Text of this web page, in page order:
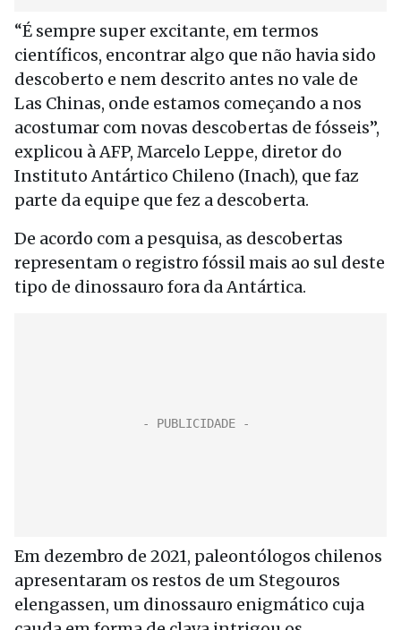
“É sempre super excitante, em termos
científicos, encontrar algo que não havia sido
descoberto e nem descrito antes no vale de
Las Chinas, onde estamos começando a nos
acostumar com novas descobertas de fósseis”,
explicou à AFP, Marcelo Leppe, diretor do
Instituto Antártico Chileno (Inach), que faz
parte da equipe que fez a descoberta.
De acordo com a pesquisa, as descobertas
representam o registro fóssil mais ao sul deste
tipo de dinossauro fora da Antártica.
Em dezembro de 2021, paleontólogos chilenos
apresentaram os restos de um Stegouros
elengassen, um dinossauro enigmático cuja